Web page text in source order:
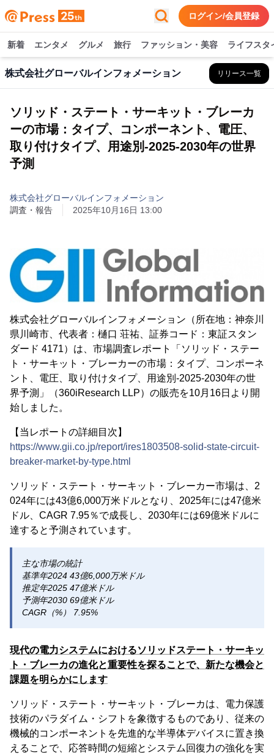
ログイン/会員登録
新着 エンタメ グルメ 旅行 ファッション・美容 ライフスタ
株式会社グローバルインフォメーション リリース一覧
ソリッド・ステート・サーキット・ブレーカ
ーの市場：タイプ、コンポーネント、電圧、
取り付けタイプ、用途別-2025-2030年の世界
予測
株式会社グローバルインフォメーション
調査・報告
2025年10月16日 13:00
株式会社グローバルインフォメーション（所在地：神奈川
県川崎市、代表者：樋口 荘祐、証券コード：東証スタン
ダード 4171）は、市場調査レポート「ソリッド・ステー
ト・サーキット・ブレーカーの市場：タイプ、コンポーネ
ント、電圧、取り付けタイプ、用途別-2025-2030年の世
界予測」（360iResearch LLP）の販売を10月16日より開
始しました。
【当レポートの詳細目次】
https://www.gii.co.jp/report/ires1803508-solid-state-circuit-
breaker-market-by-type.html
ソリッド・ステート・サーキット・ブレーカー市場は、2
024年には43億6,000万米ドルとなり、2025年には47億米
ドル、CAGR 7.95％で成長し、2030年には69億米ドルに
達すると予測されています。
主な市場の統計
基準年2024 43億6,000万米ドル
推定年2025 47億米ドル
予測年2030 69億米ドル
CAGR（%） 7.95%
現代の電力システムにおけるソリッドステート・サーキッ
ト・ブレーカの進化と重要性を探ることで、新たな機会と
課題を明らかにします
ソリッド・ステート・サーキット・ブレーカは、電力保護
技術のパラダイム・シフトを象徴するものであり、従来の
機械的コンポーネントを先進的な半導体デバイスに置き換
えることで、応答時間の短縮とシステム回復力の強化を実